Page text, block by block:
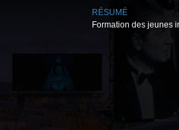
RÉSUMÉ
Formation des jeunes